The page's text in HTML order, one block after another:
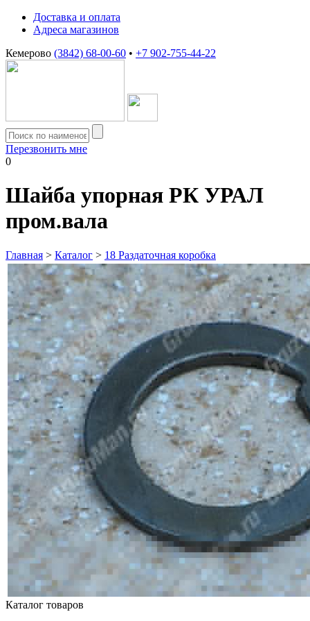
Доставка и оплата
Адреса магазинов
Кемерово (3842) 68-00-60 • +7 902-755-44-22
Перезвонить мне
0
Шайба упорная РК УРАЛ
пром.вала
Главная > Каталог > 18 Раздаточная коробка
Каталог товаров